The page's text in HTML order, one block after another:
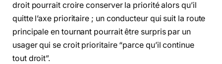
droit pourrait croire conserver la priorité alors qu’il
quitte l’axe prioritaire ; un conducteur qui suit la route
principale en tournant pourrait être surpris par un
usager qui se croit prioritaire “parce qu’il continue
tout droit”.